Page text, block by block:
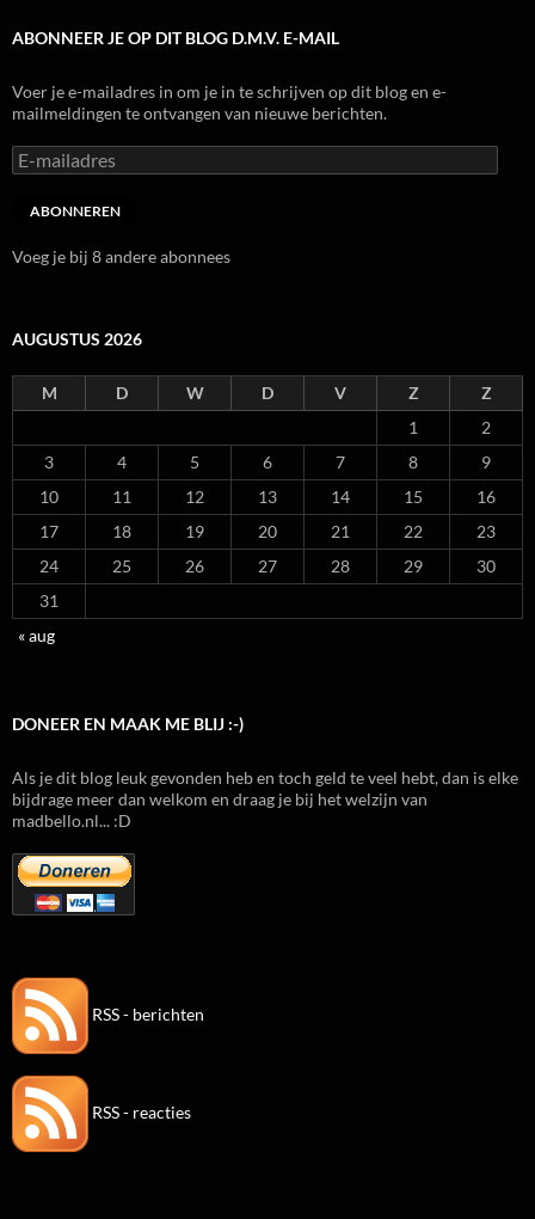
ABONNEER JE OP DIT BLOG D.M.V. E-MAIL
Voer je e-mailadres in om je in te schrijven op dit blog en e-
mailmeldingen te ontvangen van nieuwe berichten.
E-
mailadres
ABONNEREN
Voeg je bij 8 andere abonnees
AUGUSTUS 2026
M D W D V Z
Z
1
2
3
4 5 6 7 8
9
10
11 12 13 14 15
16
17
18 19 20 21 22
23
24
25 26 27 28 29
30
31
« aug
DONEER EN MAAK ME BLIJ :-)
Als je dit blog leuk gevonden heb en toch geld te veel hebt, dan is elke
bijdrage meer dan welkom en draag je bij het welzijn van
madbello.nl... :D
RSS - berichten
RSS - reacties